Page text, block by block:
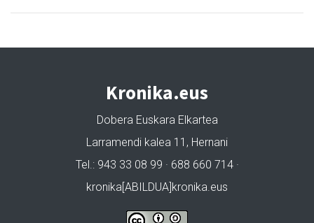
Kronika.eus
Dobera Euskara Elkartea
Larramendi kalea 11, Hernani
Tel.: 943 33 08 99 · 688 660 714 ·
kronika[ABILDUA]kronika.eus